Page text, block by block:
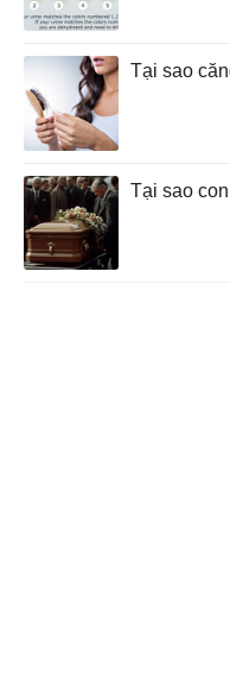
Tại sao
Tại sao